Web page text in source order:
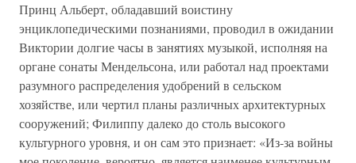
Принц Альберт, обладавший воистину
энциклопедическими познаниями, проводил в ожидании
Виктории долгие часы в занятиях музыкой, исполняя на
органе сонаты Мендельсона, или работал над проектами
разумного распределения удобрений в сельском
хозяйстве, или чертил планы различных архитектурных
сооружений; Филиппу далеко до столь высокого
культурного уровня, и он сам это признает: «Из-за войны